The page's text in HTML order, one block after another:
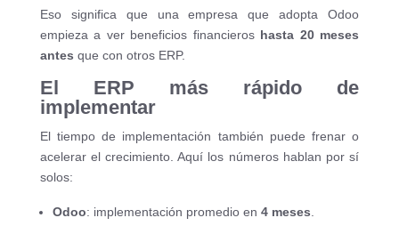
Eso significa que una empresa que adopta Odoo
empieza a ver beneficios financieros hasta 20 meses
antes que con otros ERP.
El ERP más rápido de
implementar
El tiempo de implementación también puede frenar o
acelerar el crecimiento. Aquí los números hablan por sí
solos:
Odoo: implementación promedio en 4 meses